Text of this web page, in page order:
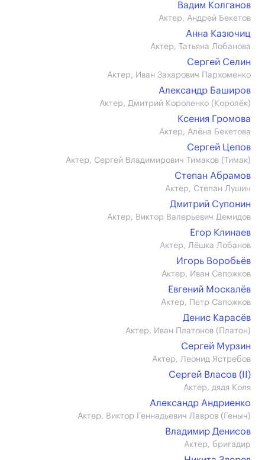
Вадим Колганов
Актер, Андрей Бекетов
Анна Казючиц
Актер, Татьяна Лобанова
Сергей Селин
Актер, Иван Захарович Пархоменко
Александр Баширов
Актер, Дмитрий Короленко (Королёк)
Ксения Громова
Актер, Алёна Бекетова
Сергей Цепов
Актер, Сергей Владимирович Тимаков (Тимак)
Степан Абрамов
Актер, Степан Лушин
Дмитрий Супонин
Актер, Виктор Валерьевич Демидов
Егор Клинаев
Актер, Лёшка Лобанов
Игорь Воробьёв
Актер, Иван Сапожков
Евгений Москалёв
Актер, Петр Сапожков
Денис Карасёв
Актер, Иван Платонов (Платон)
Сергей Мурзин
Актер, Леонид Ястребов
Сергей Власов (II)
Актер, дядя Коля
Александр Андриенко
Актер, Виктор Геннадьевич Лавров (Геныч)
Владимир Денисов
Актер, бригадир